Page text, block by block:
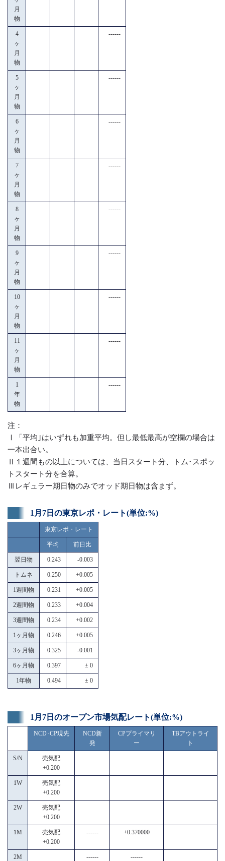
月
物
4
ヶ
月
物
------
5
ヶ
月
物
------
6
ヶ
月
物
------
7
ヶ
月
物
------
8
ヶ
月
物
------
9
ヶ
月
物
------
10
ヶ
月
物
------
11
ヶ
月
物
------
1
年
物
------
注：
Ⅰ「平均｣はいずれも加重平均。但し最低最高が空欄の場合は
一本出合い。
Ⅱ１週間もの以上については、当日スタート分、トム･スポッ
トスタート分を合算。
Ⅲレギュラー期日物のみでオッド期日物は含まず。
1月7日の東京レポ・レート(単位:%)
東京レポ・レート
平均 前日比
翌日物 0.243 -0.003
トムネ 0.250 +0.005
1週間物 0.231 +0.005
2週間物 0.233 +0.004
3週間物 0.234 +0.002
1ヶ月物 0.246 +0.005
3ヶ月物 0.325 -0.001
6ヶ月物 0.397 ± 0
1年物 0.494 ± 0
1月7日のオープン市場気配レート(単位:%)
NCD･CP現先
NCD新
発
CPプライマリ
ー
TBアウトライ
ト
S/N
売気配
+0.200
1W
売気配
+0.200
2W
売気配
+0.200
1M
売気配
+0.200
------ +0.370000
2M ------ ------